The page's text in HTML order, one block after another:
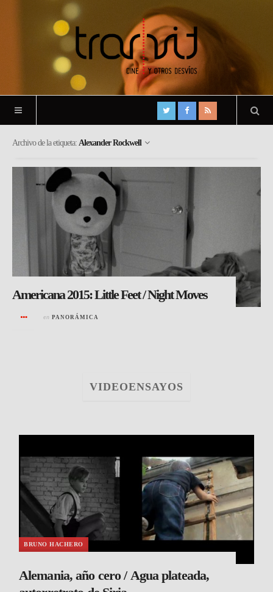
Archivo de la etiqueta: Alexander Rockwell
Americana 2015: Little Feet / Night Moves
en PANORÁMICA
VIDEOENSAYOS
BRUNO HACHERO
Alemania, año cero / Agua plateada,